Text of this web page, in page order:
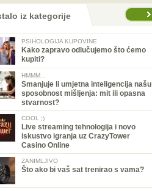
iz kategorije
PSIHOLOGIJA KUPOVINE
Kako zapravo odlučujemo što ćemo
kupiti?
HMMM...
Smanjuje li umjetna inteligencija našu
sposobnost mišljenja: mit ili opasna
stvarnost?
COOL ;)
Live streaming tehnologija i novo
iskustvo igranja uz CrazyTower
Casino Online
ZANIMLJIVO
Što ako bi vaš sat trenirao s vama?